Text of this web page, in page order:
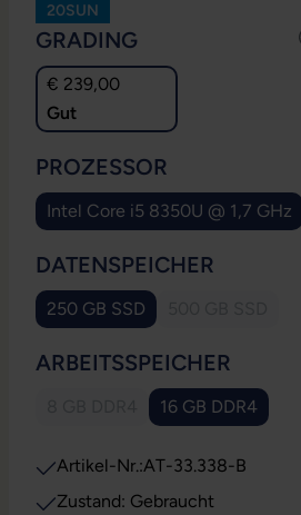
20SUN
GRADING
€ 239,00
Gut
PROZESSOR
Intel Core i5 8350U @ 1,7 GHz
DATENSPEICHER
250 GB SSD
ARBEITSSPEICHER
(Diese Option ist zurzeit nicht
16 GB DDR4
Artikel-Nr.:AT-33.338-B
Zustand: Gebraucht